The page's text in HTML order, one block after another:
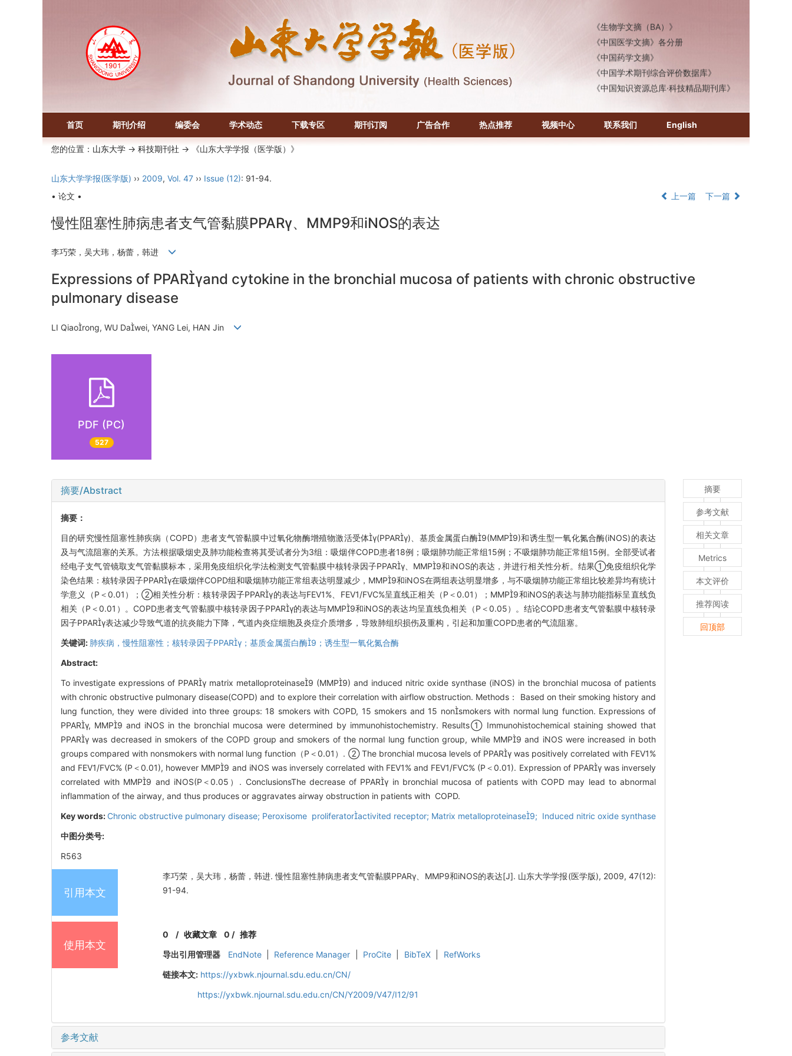
《中国医学文摘》各分册
《中国药学文摘》
《中国学术期刊综合评价数据库》
《中国知识资源总库·科技精品期刊库》
首页 期刊介绍 编委会 学术动态 下载专区 期刊订阅 广告合作 热点推荐 视频中心 联系我们 English
您的位置： 山东大学 -> 科技期刊社 -> 《山东大学学报（医学版）》
山东大学学报(医学版) ›› 2009, Vol. 47 ›› Issue (12): 91-94.
• 论文 •
上一篇 下一篇
慢性阻塞性肺病患者支气管黏膜PPARγ、MMP9和iNOS的表达
李巧荣，吴大玮，杨蕾，韩进
Expressions of PPARγand cytokine in the bronchial mucosa of patients with chronic obstructive
pulmonary disease
LI Qiaorong, WU Dawei, YANG Lei, HAN Jin
PDF (PC)
527
摘要/Abstract
摘要：
目的研究慢性阻塞性肺疾病（COPD）患者支气管黏膜中过氧化物酶增殖物激活受体γ(PPARγ)、基质金属蛋白酶9(MMP9)和诱生型一氧化氮合酶(iNOS)的表达
及与气流阻塞的关系。方法根据吸烟史及肺功能检查将其受试者分为3组：吸烟伴COPD患者18例；吸烟肺功能正常组15例；不吸烟肺功能正常组15例。全部受试者
经电子支气管镜取支气管黏膜标本，采用免疫组织化学法检测支气管黏膜中核转录因子PPARγ、MMP9和iNOS的表达，并进行相关性分析。结果①免疫组织化学
染色结果：核转录因子PPARγ在吸烟伴COPD组和吸烟肺功能正常组表达明显减少，MMP9和iNOS在两组表达明显增多，与不吸烟肺功能正常组比较差异均有统计
学意义（P＜0.01）；②相关性分析：核转录因子PPARγ的表达与FEV1%、FEV1/FVC%呈直线正相关（P＜0.01）；MMP9和iNOS的表达与肺功能指标呈直线负
相关（P＜0.01）。COPD患者支气管黏膜中核转录因子PPARγ的表达与MMP9和iNOS的表达均呈直线负相关（P＜0.05）。结论COPD患者支气管黏膜中核转录
因子PPARγ表达减少导致气道的抗炎能力下降，气道内炎症细胞及炎症介质增多，导致肺组织损伤及重构，引起和加重COPD患者的气流阻塞。
关键词: 肺疾病，慢性阻塞性；核转录因子PPARγ；基质金属蛋白酶9；诱生型一氧化氮合酶
Abstract:
To investigate expressions of PPARγ matrix metalloproteinase9 (MMP9) and induced nitric oxide synthase (iNOS) in the bronchial mucosa of patients
with chronic obstructive pulmonary disease(COPD) and to explore their correlation with airflow obstruction. Methods： Based on their smoking history and
lung function, they were divided into three groups: 18 smokers with COPD, 15 smokers and 15 nonsmokers with normal lung function. Expressions of
PPARγ, MMP9 and iNOS in the bronchial mucosa were determined by immunohistochemistry. Results① Immunohistochemical staining showed that
PPARγ was decreased in smokers of the COPD group and smokers of the normal lung function group, while MMP9 and iNOS were increased in both
groups compared with nonsmokers with normal lung function（P＜0.01）. ② The bronchial mucosa levels of PPARγ was positively correlated with FEV1%
and FEV1/FVC% (P＜0.01), however MMP9 and iNOS was inversely correlated with FEV1% and FEV1/FVC% (P＜0.01). Expression of PPARγ was inversely
correlated with MMP9 and iNOS(P＜0.05）. ConclusionsThe decrease of PPARγ in bronchial mucosa of patients with COPD may lead to abnormal
inflammation of the airway, and thus produces or aggravates airway obstruction in patients with COPD.
Key words: Chronic obstructive pulmonary disease; Peroxisome proliferatoractivited receptor; Matrix metalloproteinase9; Induced nitric oxide synthase
中图分类号:
R563
引用本文
李巧荣，吴大玮，杨蕾，韩进. 慢性阻塞性肺病患者支气管黏膜PPARγ、MMP9和iNOS的表达[J]. 山东大学学报(医学版), 2009, 47(12):
91-94.
使用本文
0 /收藏文章 0 / 推荐
导出引用管理器
EndNote Reference Manager ProCite BibTeX
RefWorks
链接本文: https://yxbwk.njournal.sdu.edu.cn/CN/
https://yxbwk.njournal.sdu.edu.cn/CN/Y2009/V47/I12/91
参考文献
摘要
参考文献
相关文章
Metrics
本文评价
推荐阅读
回顶部